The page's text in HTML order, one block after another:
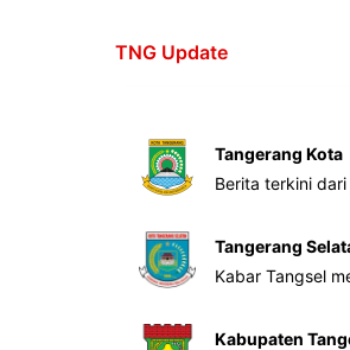
TNG Update
Tangerang Kota
Berita terkini
Tangerang
Kabar Tangsel
Kabupaten